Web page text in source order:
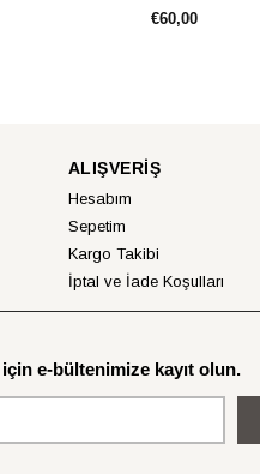
€60,00
ALIŞVERİŞ
Hesabım
Sepetim
Kargo Takibi
İptal ve İade Koşulları
e-bültenimize kayıt olun.